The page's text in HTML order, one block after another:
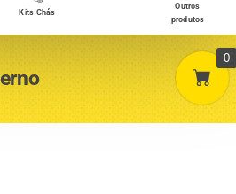
Home
empresa
Kits Chás
Outros
produtos
0